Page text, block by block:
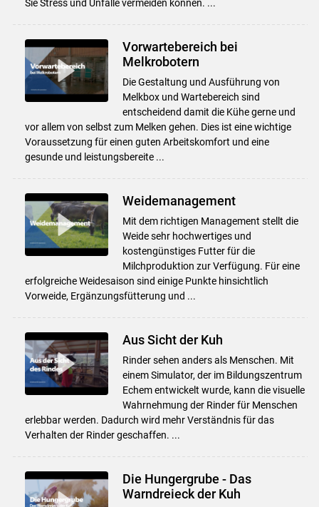
Sie Stress und Unfälle vermeiden können. ...
Vorwartebereich bei
Melkrobotern
Die Gestaltung und Ausführung von
Melkbox und Wartebereich sind
entscheidend damit die Kühe gerne und
vor allem von selbst zum Melken gehen. Dies ist eine wichtige
Voraussetzung für einen guten Arbeitskomfort und eine
gesunde und leistungsbereite ...
Weidemanagement
Mit dem richtigen Management stellt die
Weide sehr hochwertiges und
kostengünstiges Futter für die
Milchproduktion zur Verfügung. Für eine
erfolgreiche Weidesaison sind einige Punkte hinsichtlich
Vorweide, Ergänzungsfütterung und ...
Aus Sicht der Kuh
Rinder sehen anders als Menschen. Mit
einem Simulator, der im Bildungszentrum
Echem entwickelt wurde, kann die visuelle
Wahrnehmung der Rinder für Menschen
erlebbar werden. Dadurch wird mehr Verständnis für das
Verhalten der Rinder geschaffen. ...
Die Hungergrube - Das
Warndreieck der Kuh